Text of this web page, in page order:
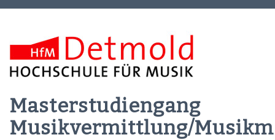
Masterstudiengang
Musikvermittlung/